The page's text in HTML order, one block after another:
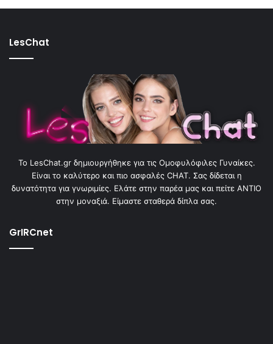
LesChat
To LesChat.gr δημιουργήθηκε για τις Ομοφυλόφιλες Γυναίκες.
Είναι το καλύτερο και πιο ασφαλές CHAT. Σας δίδεται η
δυνατότητα για γνωριμίες. Ελάτε στην παρέα μας και πείτε ΑΝΤΙΟ
στην μοναξιά. Είμαστε σταθερά δίπλα σας.
GrIRCnet